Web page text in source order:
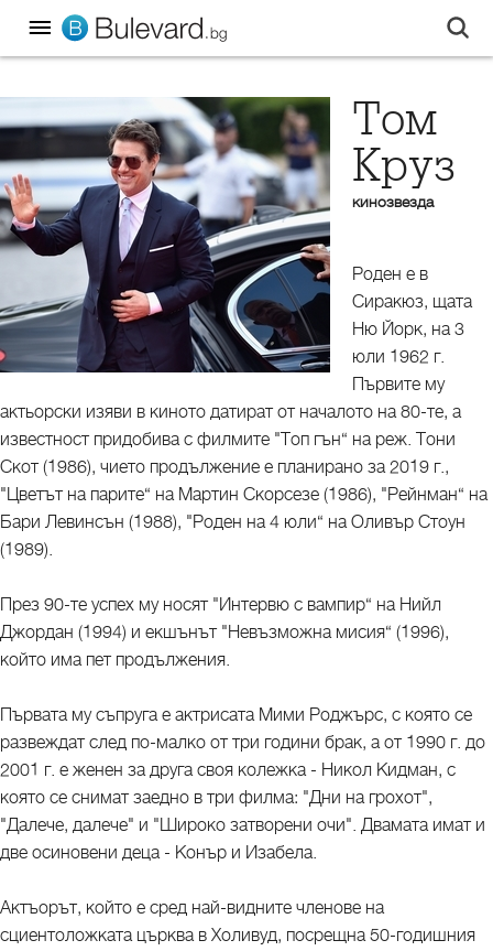
Том
Круз
кинозвезда
Роден е в
Сиракюз, щата
Ню Йорк, на 3
юли 1962 г.
Първите му
актьорски изяви в киното датират от началото на 80-те, а
известност придобива с филмите "Топ гън“ на реж. Тони
Скот (1986), чието продължение е планирано за 2019 г.,
"Цветът на парите“ на Мартин Скорсезе (1986), "Рейнман“ на
Бари Левинсън (1988), "Роден на 4 юли“ на Оливър Стоун
(1989).
През 90-те успех му носят "Интервю с вампир“ на Нийл
Джордан (1994) и екшънът "Невъзможна мисия“ (1996),
който има пет продължения.
Първата му съпруга е актрисата Мими Роджърс, с която се
развеждат след по-малко от три години брак, а от 1990 г. до
2001 г. е женен за друга своя колежка - Никол Кидман, с
която се снимат заедно в три филма: "Дни на грохот",
"Далече, далече" и "Широко затворени очи". Двамата имат и
две осиновени деца - Конър и Изабела.
Актъорът, който е сред най-видните членове на
сциентоложката църква в Холивуд, посрещна 50-годишния